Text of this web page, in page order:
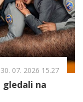
30. 07. 2026 15.27
gledali na